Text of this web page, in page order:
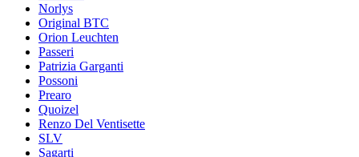
Norlys
Original BTC
Orion Leuchten
Passeri
Patrizia Garganti
Possoni
Prearo
Quoizel
Renzo Del Ventisette
SLV
Sagarti